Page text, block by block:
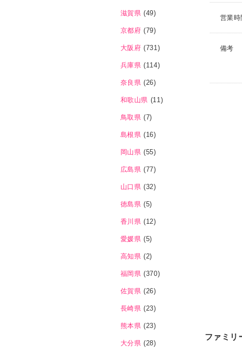
営業時
備考
ファミリ
滋賀県 (49)
京都府 (79)
大阪府 (731)
兵庫県 (114)
奈良県 (26)
和歌山県 (11)
鳥取県 (7)
島根県 (16)
岡山県 (55)
広島県 (77)
山口県 (32)
徳島県 (5)
香川県 (12)
愛媛県 (5)
高知県 (2)
福岡県 (370)
佐賀県 (26)
長崎県 (23)
熊本県 (23)
大分県 (28)